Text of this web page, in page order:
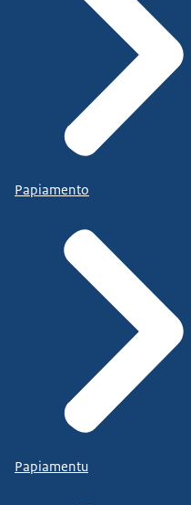
Papiamento
Papiamentu